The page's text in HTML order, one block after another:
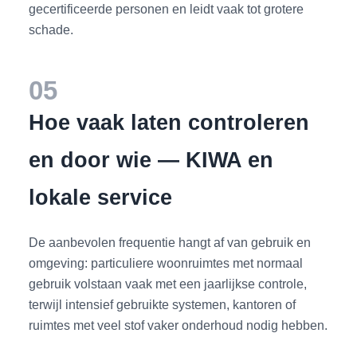
gecertificeerde personen en leidt vaak tot grotere
schade.
05
Hoe vaak laten controleren
en door wie — KIWA en
lokale service
De aanbevolen frequentie hangt af van gebruik en
omgeving: particuliere woonruimtes met normaal
gebruik volstaan vaak met een jaarlijkse controle,
terwijl intensief gebruikte systemen, kantoren of
ruimtes met veel stof vaker onderhoud nodig hebben.